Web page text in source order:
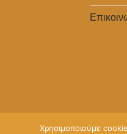
Χρησιμοποιούμε